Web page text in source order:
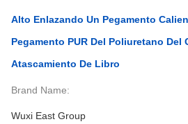
Alto Enlazando Un Pegamento
Pegamento PUR Del Poliuretano Del
Atascamiento De Libro
Brand Name:
Wuxi East Group